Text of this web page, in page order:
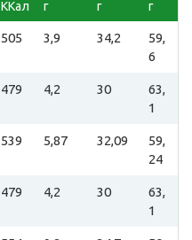
ККал г г г
505 3,9 34,2
59,
6
479 4,2 30
63,
1
539 5,87 32,09
59,
24
479 4,2 30
63,
1